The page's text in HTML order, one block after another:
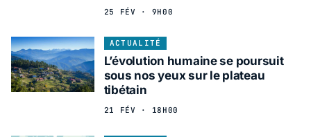
25 FÉV · 9H00
ACTUALITÉ
L’évolution humaine se poursuit
sous nos yeux sur le plateau
tibétain
21 FÉV · 18H00